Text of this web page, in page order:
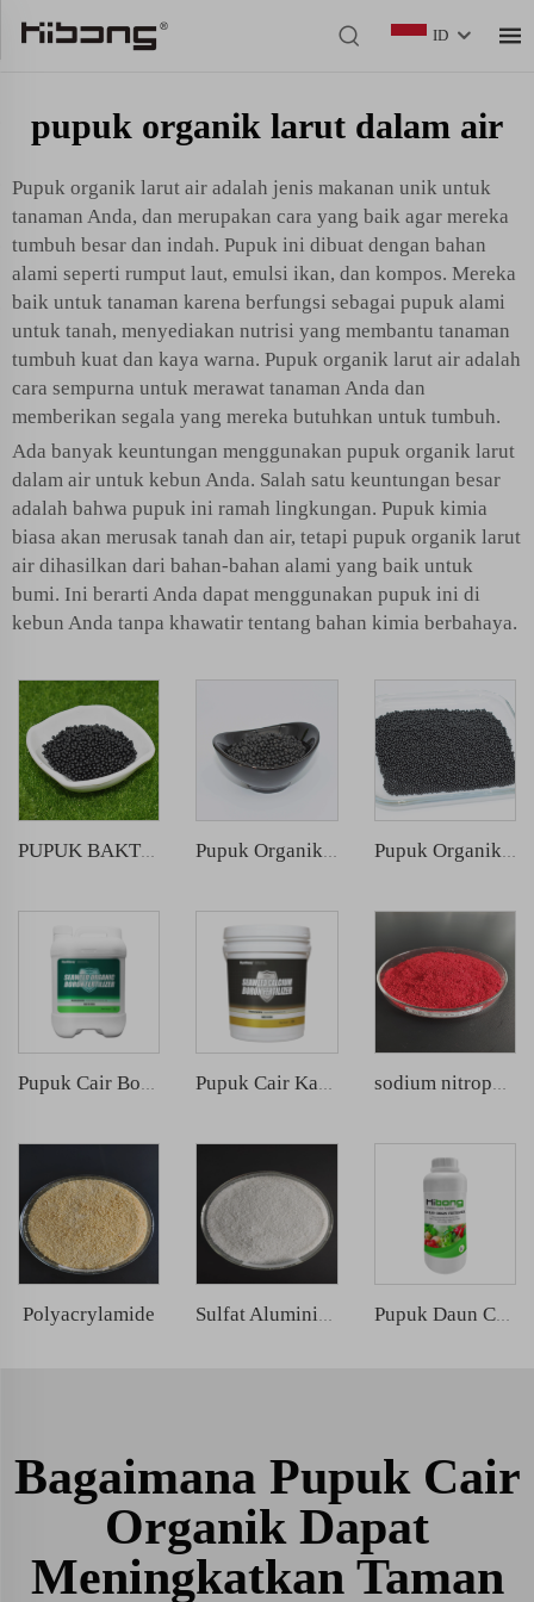
ID
pupuk organik larut dalam air
Pupuk organik larut air adalah jenis makanan unik untuk
tanaman Anda, dan merupakan cara yang baik agar mereka
tumbuh besar dan indah. Pupuk ini dibuat dengan bahan
alami seperti rumput laut, emulsi ikan, dan kompos. Mereka
baik untuk tanaman karena berfungsi sebagai pupuk alami
untuk tanah, menyediakan nutrisi yang membantu tanaman
tumbuh kuat dan kaya warna. Pupuk organik larut air adalah
cara sempurna untuk merawat tanaman Anda dan
memberikan segala yang mereka butuhkan untuk tumbuh.
Ada banyak keuntungan menggunakan pupuk organik larut
dalam air untuk kebun Anda. Salah satu keuntungan besar
adalah bahwa pupuk ini ramah lingkungan. Pupuk kimia
biasa akan merusak tanah dan air, tetapi pupuk organik larut
air dihasilkan dari bahan-bahan alami yang baik untuk
bumi. Ini berarti Anda dapat menggunakan pupuk ini di
kebun Anda tanpa khawatir tentang bahan kimia berbahaya.
PUPUK BAKTERI ORGANIK SILINDER Pupuk Organik Granular Rumput Laut Pupuk Organik Butiran Asam Amino
Polyacrylamide Sulfat Aluminium Pupuk Daun Chitosan
Bagaimana Pupuk Cair
Organik Dapat
Meningkatkan Taman